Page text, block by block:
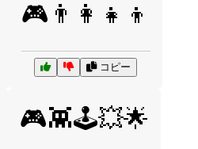
🎮👨‍👩‍👧‍👦
コピー
🎮👾🕹️💥🌟